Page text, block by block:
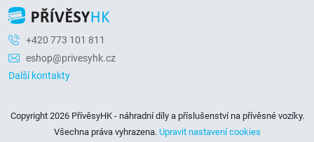
+420 773 101 811
eshop@privesyhk.cz
Další kontakty
Copyright 2026 PřívěsyHK - náhradní díly a příslušenství na přívěsné vozíky.
Všechna práva vyhrazena. Upravit nastavení cookies